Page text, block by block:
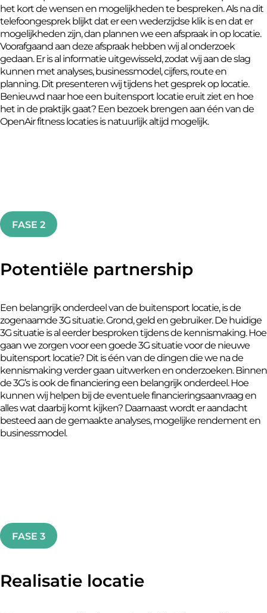
het kort de wensen en mogelijkheden te bespreken. Als na dit
telefoongesprek blijkt dat er een wederzijdse klik is en dat er
mogelijkheden zijn, dan plannen we een afspraak in op locatie.
Voorafgaand aan deze afspraak hebben wij al onderzoek
gedaan. Er is al informatie uitgewisseld, zodat wij aan de slag
kunnen met analyses, businessmodel, cijfers, route en
planning. Dit presenteren wij tijdens het gesprek op locatie.
Benieuwd naar hoe een buitensport locatie eruit ziet en hoe
het in de praktijk gaat? Een bezoek brengen aan één van de
OpenAir fitness locaties is natuurlijk altijd mogelijk.
FASE 2
Potentiële partnership
Een belangrijk onderdeel van de buitensport locatie, is de
zogenaamde 3G situatie. Grond, geld en gebruiker. De huidige
3G situatie is al eerder besproken tijdens de kennismaking. Hoe
gaan we zorgen voor een goede 3G situatie voor de nieuwe
buitensport locatie? Dit is één van de dingen die we na de
kennismaking verder gaan uitwerken en onderzoeken. Binnen
de 3G’s is ook de financiering een belangrijk onderdeel. Hoe
kunnen wij helpen bij de eventuele financieringsaanvraag en
alles wat daarbij komt kijken? Daarnaast wordt er aandacht
besteed aan de gemaakte analyses, mogelijke rendement en
businessmodel.
FASE 3
Realisatie locatie